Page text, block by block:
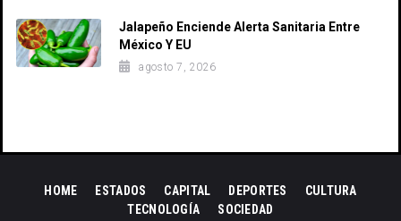
Jalapeño Enciende Alerta Sanitaria Entre
México Y EU
agosto 7, 2026
HOME ESTADOS CAPITAL DEPORTES
CULTURA
TECNOLOGÍA
SOCIEDAD